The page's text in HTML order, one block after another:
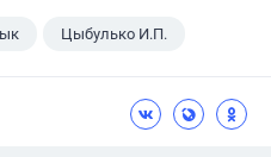
Цыбулько И.П.